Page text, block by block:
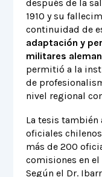
después de la
1910 y su
continuidad de
adaptación y
militares
permitió a la
de
nivel regional
La tesis también
oficiales
más de 200
comisiones en el
Según el Dr.